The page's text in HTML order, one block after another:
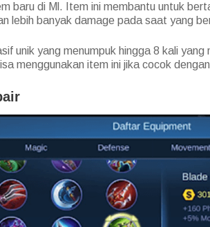
baru di Ml. Item ini membantu untuk
lebih banyak damage pada saat yang
unik yang menumpuk hingga 8 kali
menggunakan item ini jika cocok